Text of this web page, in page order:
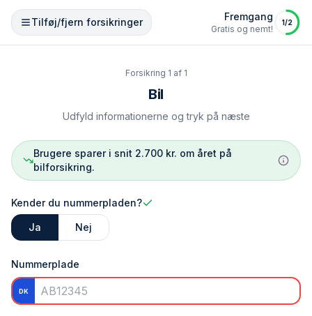
Tilføj/fjern forsikringer Fremgang
Gratis og nemt!
1/2
Forsikring 1 af 1
Bil
Udfyld informationerne og tryk på næste
Brugere sparer i snit 2.700 kr. om året på
bilforsikring.
Kender du nummerpladen?
Ja Nej
Nummerplade
DK